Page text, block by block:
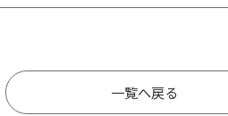
一覧へ戻る